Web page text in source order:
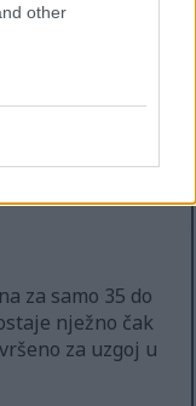
other
drvenoj
i veće
za samo 35 do
nježno čak
za uzgoj u